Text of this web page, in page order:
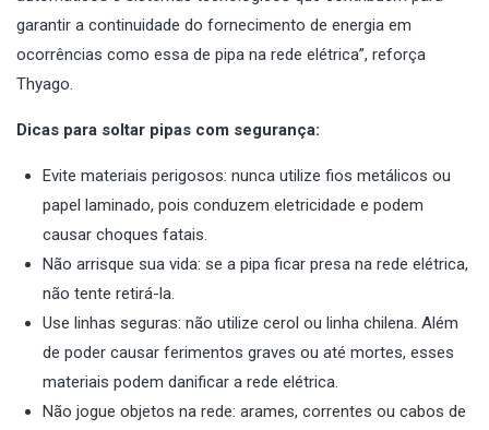
garantir a continuidade do fornecimento de energia em
ocorrências como essa de pipa na rede elétrica”, reforça
Thyago.
Dicas para soltar pipas com segurança:
Evite materiais perigosos: nunca utilize fios metálicos ou
papel laminado, pois conduzem eletricidade e podem
causar choques fatais.
Não arrisque sua vida: se a pipa ficar presa na rede elétrica,
não tente retirá-la.
Use linhas seguras: não utilize cerol ou linha chilena. Além
de poder causar ferimentos graves ou até mortes, esses
materiais podem danificar a rede elétrica.
Não jogue objetos na rede: arames, correntes ou cabos de